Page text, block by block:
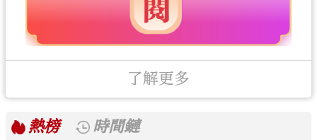
了解更多
熱榜
時間鏈